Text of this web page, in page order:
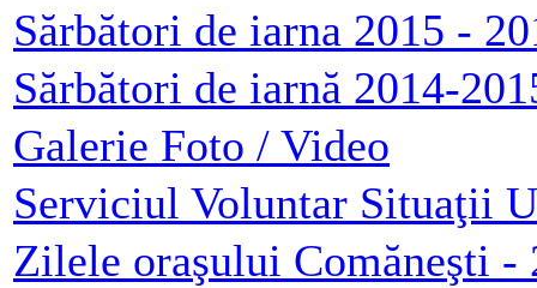
Sărbători de iarna 2015 -
Sărbători de iarnă 2014-
Galerie Foto / Video
Serviciul Voluntar Situaţii
Zilele oraşului Comăneşti -